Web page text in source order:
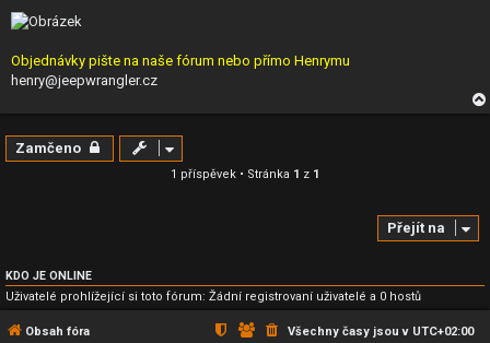
e
k
Objednávky pište na naše fórum nebo přímo Henrymu
henry@jeepwrangler.cz
Zamčeno
1 příspěvek • Stránka 1 z 1
Přejít na
KDO JE ONLINE
Uživatelé prohlížející si toto fórum: Žádní registrovaní uživatelé a 0 hostů
Obsah fóra Všechny časy jsou v UTC+02:00